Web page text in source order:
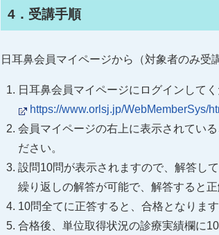
4．受講手順
日耳鼻会員マイページから（対象者のみ受
日耳鼻会員マイページにログインしてく
https://www.orlsj.jp/WebMemberSys/
会員マイページの右上に表示されてい
ださい。
設問10問が表示されますので、解答して
繰り返しの解答が可能で、解答すると
10問全てに正答すると、合格となります
合格後、単位取得状況の診療実績欄に